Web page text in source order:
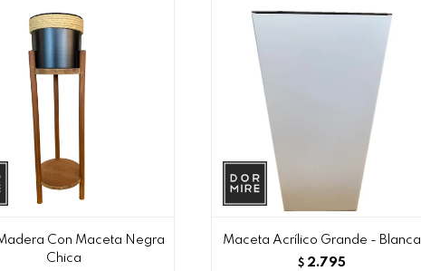
Con Maceta Negra
Chica
Maceta Acrílico Grande - Blanca
$ 2.795